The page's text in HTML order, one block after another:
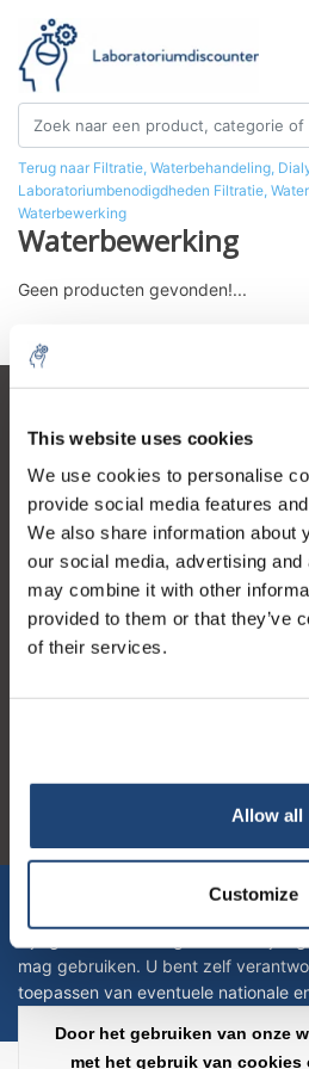
This website uses cookies
We use cookies to personalise
provide social media features
We also share information about
our social media, advertising
may combine it with other
provided to them or that they’ve
of their services.
Allow all
Customize
Terug naar Filtratie, Waterbehandeling,
Laboratoriumbenodigdheden Filtratie,
Waterbewerking
Waterbewerking
Geen producten gevonden!...
Mijn account
Contactgegevens
Openingstijden
Logo eigendom van TrustPilot
4.4
Let op! Op onze
mag gebruiken. U bent zelf
toepassen van eventuele nationale
Door het gebruiken van onze
met het gebruik van cookies